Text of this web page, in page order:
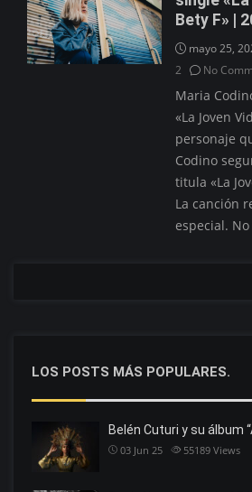
Bety F» |
mayo 25,
2
No
Maria
«La Joven
personaje
Codino
titula «La
La canción
especial.
LOS POSTS MÁS POPULARES.
Belén Cuturi y su álbum
03 Jun 25 55189 Views